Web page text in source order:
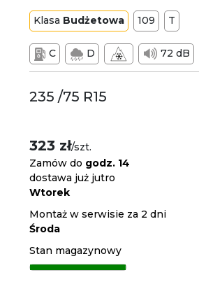
Klasa Budżetowa 109 T
C D 72 dB
235 /75 R15
323 zł/szt.
Zamów do godz. 14
dostawa już jutro
Wtorek
Montaż w serwisie za 2 dni
Środa
Stan magazynowy